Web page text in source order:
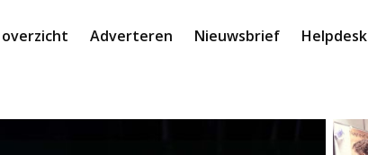
Adverteren Nieuwsbrief Helpdesk